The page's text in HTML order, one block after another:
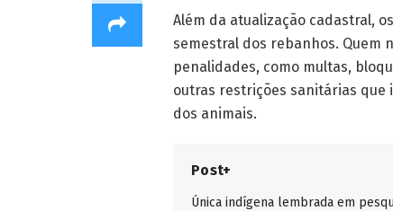
Além da atualização cadastral,
semestral dos rebanhos. Quem
penalidades, como multas,
outras restrições sanitárias
dos animais.
Post+
Única indígena lembrada em